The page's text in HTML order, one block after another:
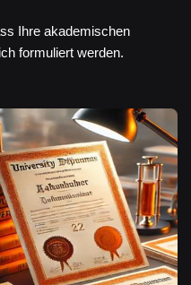
Ihre akademischen
formuliert werden.